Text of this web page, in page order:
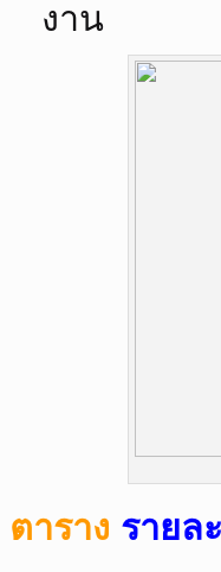
งาน
ตาราง รายล